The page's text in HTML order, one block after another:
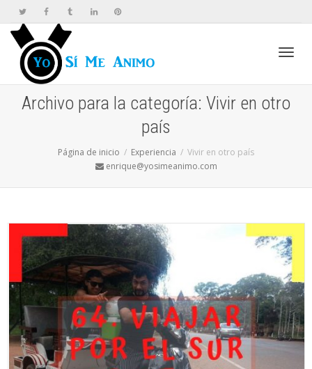
Archivo para la categoría: Vivir en otro
país
Página de inicio Experiencia
Vivir en otro país
enrique@yosimeanimo.com